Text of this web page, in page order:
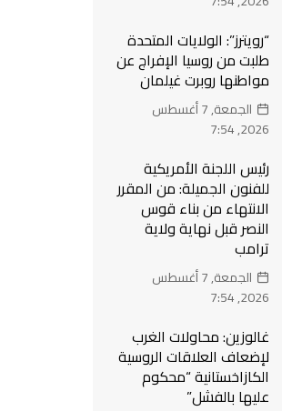
“رويترز”: الولايات المتحدة
طلبت من روسيا الإفراج عن
مواطنها روبرت غيلمان
الجمعة, 7 أغسطس
2026, 7:54
رئيس اللجنة الأمريكية
للفنون الجميلة: من المقرر
الانتهاء من بناء قوس
النصر قبل نهاية ولاية
ترامب
الجمعة, 7 أغسطس
2026, 7:54
غالوزين: محاولات الغرب
لإضعاف العلاقات الروسية
الكازاخستانية “محكوم
عليها بالفشل”